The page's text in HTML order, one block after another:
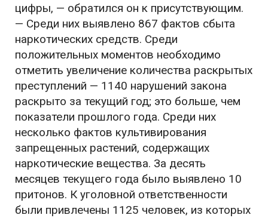
цифры, — обратился он к присутствующим.
— Среди них выявлено 867 фактов сбыта
наркотических средств. Среди
положительных моментов необходимо
отметить увеличение количества раскрытых
преступлений — 1140 нарушений закона
раскрыто за текущий год; это больше, чем
показатели прошлого года. Среди них
несколько фактов культивирования
запрещенных растений, содержащих
наркотические вещества. За десять
месяцев текущего года было выявлено 10
притонов. К уголовной ответственности
были привлечены 1125 человек, из которых